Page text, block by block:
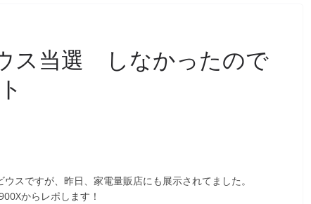
ス当選 しなかったので
スですが、昨日、家電量販店にも展示されてました。
からレポします！